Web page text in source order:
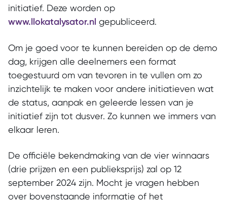
initiatief. Deze worden op
www.llokatalysator.nl gepubliceerd.
Om je goed voor te kunnen bereiden op de demo
dag, krijgen alle deelnemers een format
toegestuurd om van tevoren in te vullen om zo
inzichtelijk te maken voor andere initiatieven wat
de status, aanpak en geleerde lessen van je
initiatief zijn tot dusver. Zo kunnen we immers van
elkaar leren.
De officiële bekendmaking van de vier winnaars
(drie prijzen en een publieksprijs) zal op 12
september 2024 zijn. Mocht je vragen hebben
over bovenstaande informatie of het